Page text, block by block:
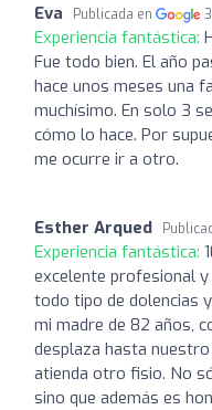
Eva Publicada en
Experiencia fantástica:
Fue todo bien. El año
hace unos meses una
muchísimo. En solo 3
cómo lo hace. Por
me ocurre ir a otro.
Esther Arqued
Experiencia fantástica:
excelente profesional
todo tipo de dolencias
mi madre de 82 años,
desplaza hasta
atienda otro fisio. No
sino que además es